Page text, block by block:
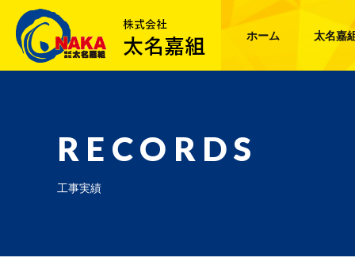
ホーム 太名嘉
RECORDS
工事実績